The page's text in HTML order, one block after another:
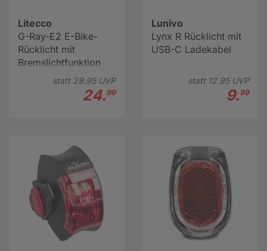
Litecco
G-Ray-E2 E-Bike-
Rücklicht mit
Bremslichtfunktion
statt 29.95UVP
24.99
Lunivo
Lynx R Rücklicht mit
USB-C Ladekabel
statt 12.95UVP
9.99